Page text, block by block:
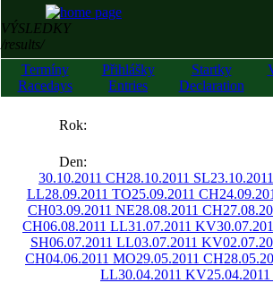
VÝSLEDKY
/results/
Termíny
Racedays
Přihlášky
Entries
Startky
Declaration
Rok:
Den:
30.10.2011 CH28.10.2011 SL
LL28.09.2011 TO25.09.2011 CH
CH03.09.2011 NE28.08.2011 CH
CH06.08.2011 LL31.07.2011 KV
SH06.07.2011 LL03.07.2011 KV
CH04.06.2011 MO29.05.2011 CH
LL30.04.2011 KV